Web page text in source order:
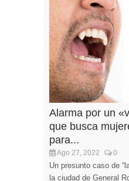
Alarma por un
que busca
para...
Ago 27, 2022 0
Un presunto caso de
la ciudad de General